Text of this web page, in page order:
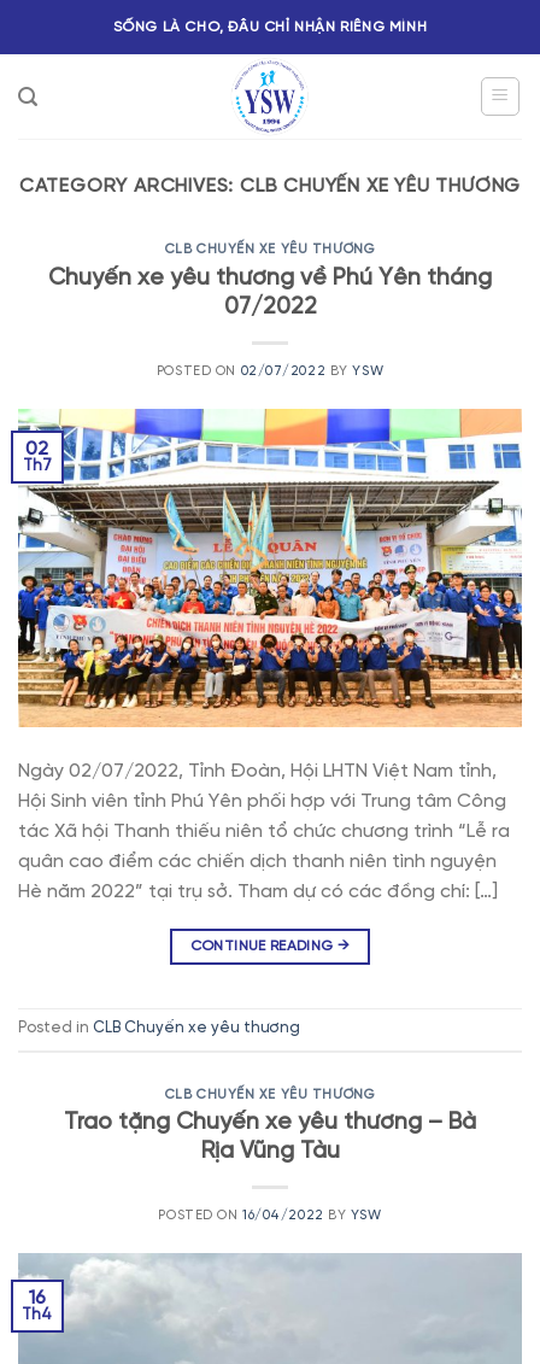
SỐNG LÀ CHO, ĐÂU CHỈ NHẬN RIÊNG MÌNH
CATEGORY ARCHIVES: CLB CHUYẾN XE YÊU THƯƠNG
CLB CHUYẾN XE YÊU THƯƠNG
Chuyến xe yêu thương về Phú Yên tháng
07/2022
POSTED ON 02/07/2022 BYYSW
02
Th7
Ngày 02/07/2022, Tỉnh Đoàn, Hội LHTN Việt Nam tỉnh,
Hội Sinh viên tỉnh Phú Yên phối hợp với Trung tâm Công
tác Xã hội Thanh thiếu niên tổ chức chương trình “Lễ ra
quân cao điểm các chiến dịch thanh niên tình nguyện
Hè năm 2022” tại trụ sở. Tham dự có các đồng chí: […]
CONTINUE READING →
Posted in CLB Chuyến xe yêu thương
CLB CHUYẾN XE YÊU THƯƠNG
Trao tặng Chuyến xe yêu thương – Bà
Rịa Vũng Tàu
POSTED ON16/04/2022 BY YSW
16
Th4